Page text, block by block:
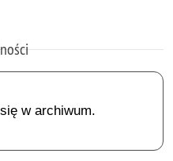
w archiwum.